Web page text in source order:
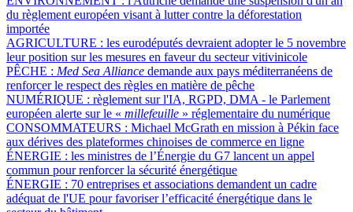
du règlement européen visant à lutter contre la déforestation
importée
AGRICULTURE : les eurodéputés devraient adopter le 5 novembre
leur position sur les mesures en faveur du secteur vitivinicole
PÊCHE : Med Sea Alliance demande aux pays méditerranéens de
renforcer le respect des règles en matière de pêche
NUMÉRIQUE : règlement sur l'IA, RGPD, DMA - le Parlement
européen alerte sur le « millefeuille » réglementaire du numérique
CONSOMMATEURS : Michael McGrath en mission à Pékin face
aux dérives des plateformes chinoises de commerce en ligne
ÉNERGIE : les ministres de l’Énergie du G7 lancent un appel
commun pour renforcer la sécurité énergétique
ÉNERGIE : 70 entreprises et associations demandent un cadre
adéquat de l'UE pour favoriser l’efficacité énergétique dans le